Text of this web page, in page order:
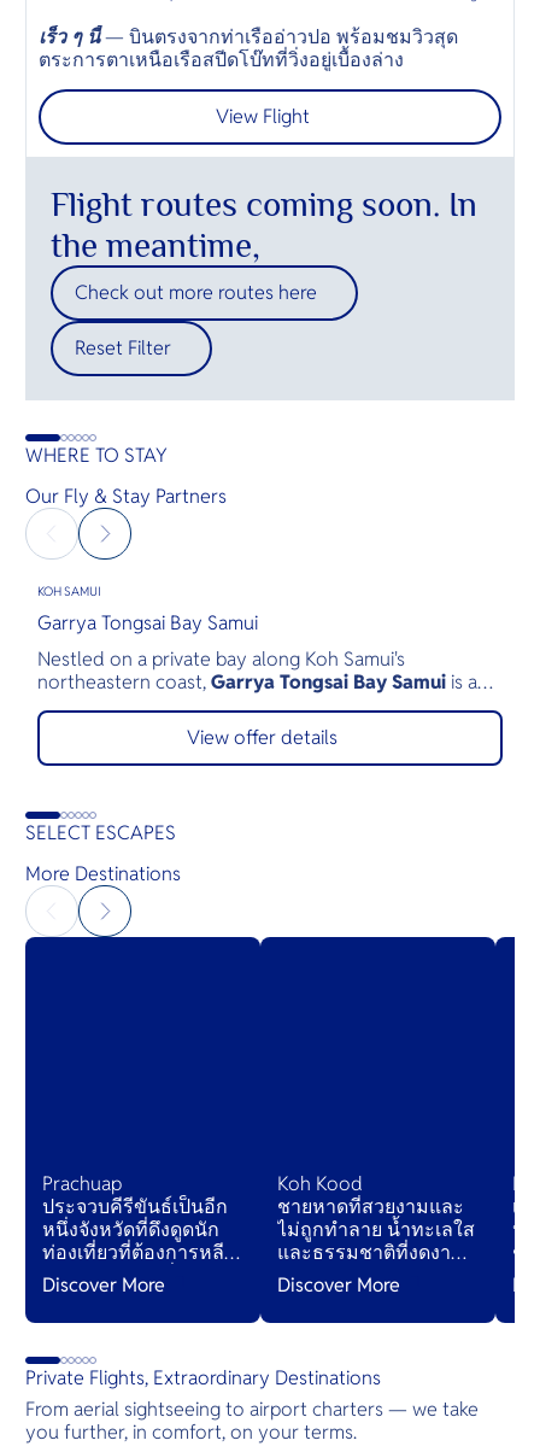
เร็ว ๆ นี้— บินตรงจากท่าเรืออ่าวปอ พร้อมชมวิวสุด
ตระการตาเหนือเรือสปีดโบ๊ทที่วิ่งอยู่เบื้องล่าง
View Flight
Flight routes coming soon. In
the meantime,
Check out more routes here
Reset Filter
WHERE TO STAY
Our Fly & Stay Partners
KOH SAMUI
Garrya Tongsai Bay Samui
Nestled on a private bay along Koh Samui's
northeastern coast,Garrya Tongsai Bay Samui is a
tranquil beachfront retreat surrounded by 28 acres of
lush tropical landscape. As Koh Samui's first five-star
luxury resort, opened in 1987, it has built a legacy of
authentic Thai hospitality, exceptional service, and
View offer details
SELECT ESCAPES
More Destinations
Prachuap
ประจวบคีรีขันธ์เป็นอีก
หนึ่งจังหวัดที่ดึงดูดนัก
ท่องเที่ยวที่ต้องการหลีก
หนีจากรีสอร์ทที่แออัด
— จังหวัดนี้อาจทำให้นัก
เดินทางเข้าใจ
ได้ดียิ่งขึ้น
Discover More
Koh Kood
ชายหาดที่สวยงามและ
ไม่ถูกทำลาย น้ำทะเลใส
และธรรมชาติที่งดงาม
แม้ในช่วงฤดูกาลท่อง
เที่ยวเกาะนี้ก็ยังเงียบสงบ
เมื่อเปรียบเทียบกับจุด
อื่นๆ ในประเทศไทย
Discover More
เก
ห
ช
ปร
ใ
ปะ
Private Flights, Extraordinary Destinations
From aerial sightseeing to airport charters — we take
you further, in comfort, on your terms.